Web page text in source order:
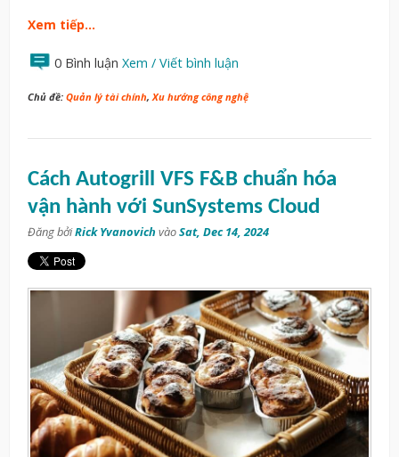
Xem tiếp…
0 Bình luận Xem / Viết bình luận
Chủ đề: Quản lý tài chính,Xu hướng công nghệ
Cách Autogrill VFS F&B chuẩn hóa
vận hành với SunSystems Cloud
Đăng bởiRick Yvanovich vàoSat, Dec 14, 2024